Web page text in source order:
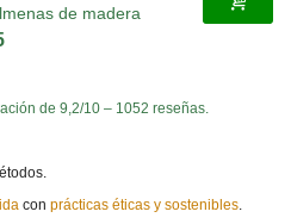
de madera
de 9,2/10 – 1052 reseñas.
con prácticas éticas y sostenibles